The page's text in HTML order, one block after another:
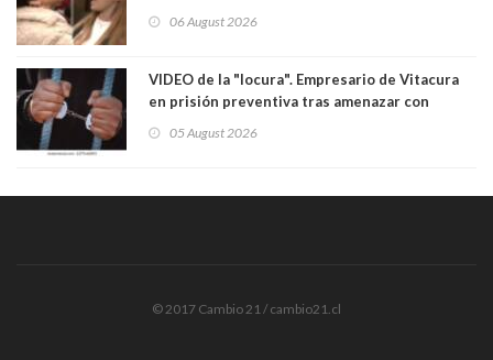
06 August 2026
VIDEO de la "locura". Empresario de Vitacura
en prisión preventiva tras amenazar con
Los persiguió en potente camioneta
05 August 2026
© 2017 Cambio 21 / cambio21.cl